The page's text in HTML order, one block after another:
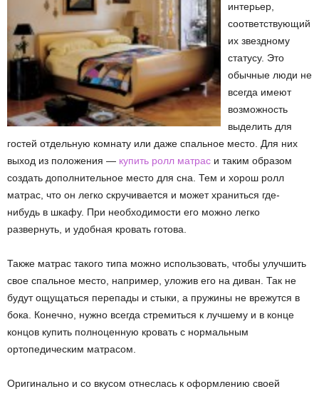
интерьер,
соответствующий
их звездному
статусу. Это
обычные люди не
всегда имеют
возможность
выделить для
гостей отдельную комнату или даже спальное место. Для них
выход из положения — купить ролл матрас и таким образом
создать дополнительное место для сна. Тем и хорош ролл
матрас, что он легко скручивается и может храниться где-
нибудь в шкафу. При необходимости его можно легко
развернуть, и удобная кровать готова.
Также матрас такого типа можно использовать, чтобы улучшить
свое спальное место, например, уложив его на диван. Так не
будут ощущаться перепады и стыки, а пружины не врежутся в
бока. Конечно, нужно всегда стремиться к лучшему и в конце
концов купить полноценную кровать с нормальным
ортопедическим матрасом.
Оригинально и со вкусом отнеслась к оформлению своей